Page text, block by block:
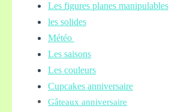
Les figures planes manipulables
les solides
Météo
Les saisons
Les couleurs
Cupcakes anniversaire
Gâteaux anniversaire